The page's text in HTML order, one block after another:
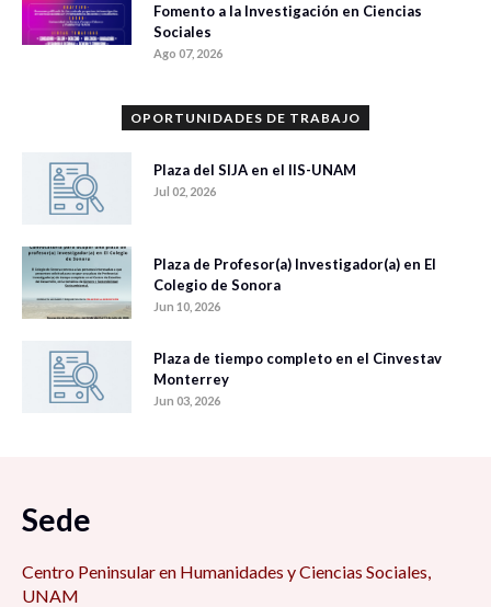
Fomento a la Investigación en Ciencias
Sociales
Ago 07, 2026
OPORTUNIDADES DE TRABAJO
Plaza del SIJA en el IIS-UNAM
Jul 02, 2026
Plaza de Profesor(a) Investigador(a) en El
Colegio de Sonora
Jun 10, 2026
Plaza de tiempo completo en el Cinvestav
Monterrey
Jun 03, 2026
Sede
Centro Peninsular en Humanidades y Ciencias Sociales,
UNAM